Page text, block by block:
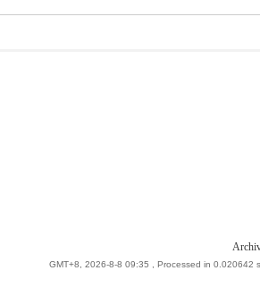
GMT+8, 2026-8-8 09:35 , Processed in 0.020642